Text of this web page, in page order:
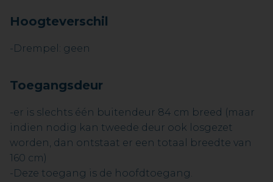
Hoogteverschil
-Drempel: geen
Toegangsdeur
-er is slechts één buitendeur 84 cm breed (maar
indien nodig kan tweede deur ook losgezet
worden, dan ontstaat er een totaal breedte van
160 cm)
-Deze toegang is de hoofdtoegang.